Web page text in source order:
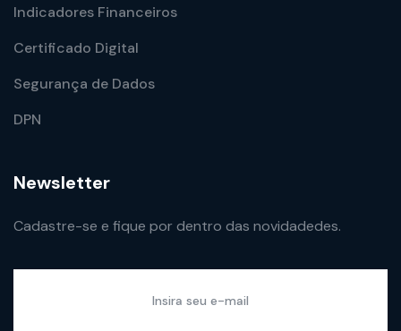
Indicadores Financeiros
Certificado Digital
Segurança de Dados
DPN
Newsletter
Cadastre-se e fique por dentro das novidadedes.